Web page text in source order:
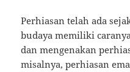
Perhiasan telah ada
budaya memiliki
dan mengenakan
misalnya, perhiasan